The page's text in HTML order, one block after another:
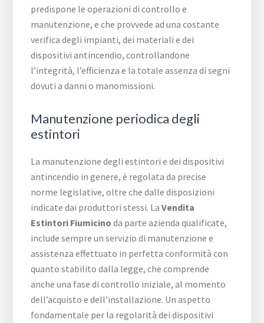
predispone le operazioni di controllo e
manutenzione, e che provvede ad una costante
verifica degli impianti, dei materiali e dei
dispositivi antincendio, controllandone
l’integrità, l’efficienza e la totale assenza di segni
dovuti a danni o manomissioni.
Manutenzione periodica degli
estintori
La manutenzione degli estintori e dei dispositivi
antincendio in genere, è regolata da precise
norme legislative, oltre che dalle disposizioni
indicate dai produttori stessi. LaVendita
Estintori Fiumicino da parte azienda qualificate,
include sempre un servizio di manutenzione e
assistenza effettuato in perfetta conformità con
quanto stabilito dalla legge, che comprende
anche una fase di controllo iniziale, al momento
dell’acquisto e dell’installazione. Un aspetto
fondamentale per la regolarità dei dispositivi